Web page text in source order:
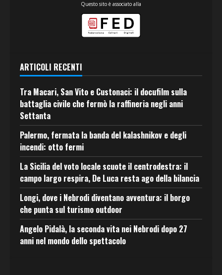
Questo sito è associato alla
ARTICOLI RECENTI
Tra Macari, San Vito e Custonaci: il docufilm sulla
battaglia civile che fermò la raffineria negli anni
Settanta
Palermo, fermata la banda del kalashnikov e degli
incendi: otto fermi
La Sicilia del voto locale scuote il centrodestra: il
campo largo respira, De Luca resta ago della bilancia
Longi, dove i Nebrodi diventano avventura: il borgo
che punta sul turismo outdoor
Angelo Pidalà, la seconda vita nei Nebrodi dopo 27
anni nel mondo dello spettacolo